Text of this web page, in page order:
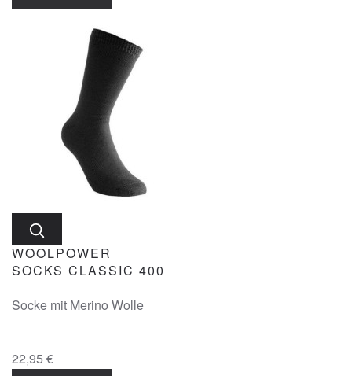
WOOLPOWER
SOCKS CLASSIC 400
Socke mit Merino Wolle
22,95 €